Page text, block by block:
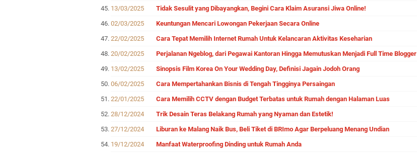
13/03/2025
Tidak Sesulit yang Dibayangkan, Begini Cara Klaim Asuransi Jiwa Online!
02/03/2025
Keuntungan Mencari Lowongan Pekerjaan Secara Online
22/02/2025
Cara Tepat Memilih Internet Rumah Untuk Kelancaran Aktivitas Keseharian
20/02/2025
Perjalanan Ngeblog, dari Pegawai Kantoran Hingga Memutuskan Menjadi Full Time Blogger
13/02/2025
Sinopsis Film Korea On Your Wedding Day, Definisi Jagain Jodoh Orang
06/02/2025
Cara Mempertahankan Bisnis di Tengah Tingginya Persaingan
22/01/2025
Cara Memilih CCTV dengan Budget Terbatas untuk Rumah dengan Halaman Luas
28/12/2024
Trik Desain Teras Belakang Rumah yang Nyaman dan Estetik!
27/12/2024
Liburan ke Malang Naik Bus, Beli Tiket di BRImo Agar Berpeluang Menang Undian
19/12/2024
Manfaat Waterproofing Dinding untuk Rumah Anda